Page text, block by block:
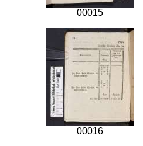
00015
00016